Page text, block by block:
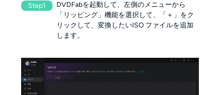
Step1
DVDFabを起動して、左側のメニューから
「リッピング」機能を選択して、「＋」をク
リックして、変換したいISO ファイルを追加
します。